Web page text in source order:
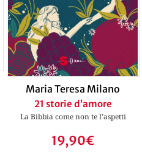
Maria Teresa Milano
21 storie d’amore
La Bibbia come non te l’aspetti
19,90€